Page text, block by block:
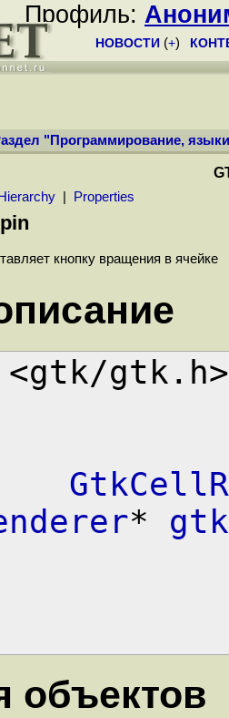
Профиль:
НОВОСТИ (+)
"Программирование,
Properties
кнопку вращения в ячейке
gtk.h>
*
объектов